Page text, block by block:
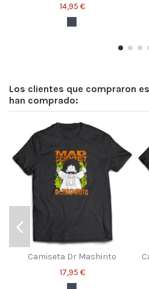
14,95 €
Los clientes que compraron
han comprado:
Camiseta Dr Mashirito
17,95 €